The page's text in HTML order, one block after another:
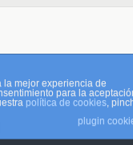
la mejor experiencia de
para la
política de cookies ,
plugin